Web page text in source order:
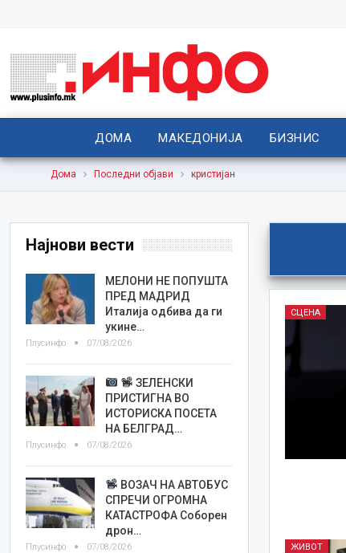
ДОМА МАКЕДОНИЈА БИЗНИС
Дома Последни објави кристијан
СЦЕНА
ЖИВОТ
Најнови вести
МЕЛОНИ НЕ ПОПУШТА
ПРЕД МАДРИД
Италија одбива да ги
укине…
Плусинфо 07/08/2026
ЗЕЛЕНСКИ
ПРИСТИГНА ВО
ИСТОРИСКА ПОСЕТА
НА БЕЛГРАД…
Плусинфо 07/08/2026
ВОЗАЧ НА АВТОБУС
СПРЕЧИ ОГРОМНА
КАТАСТРОФА Соборен
дрон…
Плусинфо 07/08/2026